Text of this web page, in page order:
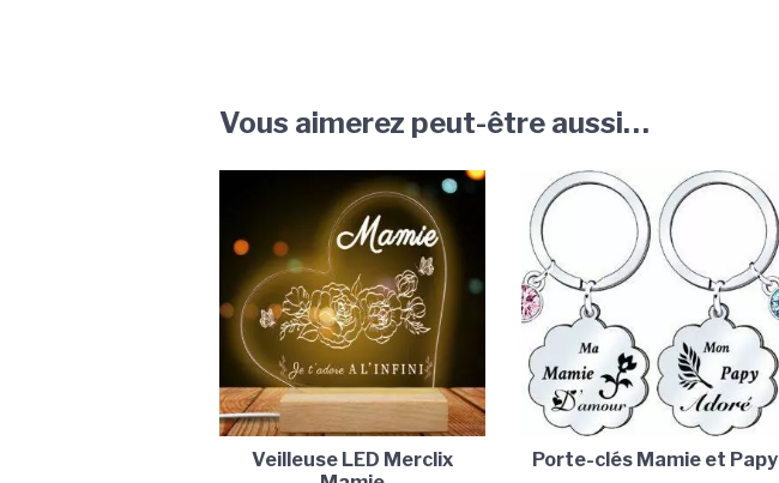
Vous aimerez peut-être aussi…
Veilleuse LED Merclix
Porte-clés Mamie et Papy